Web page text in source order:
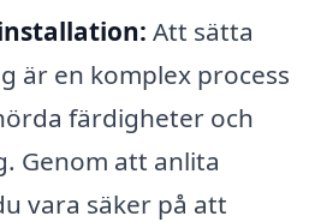
Att sätta
är en komplex process
färdigheter och
Genom att anlita
vara säker på att